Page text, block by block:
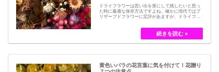
ドライフラワーは思い出を形にして残したいと思っ
た時に最適な保存方法ですよね。確かに現代ではブ
リザーブドフラワーに定評があますが、ドライフラ
とつです。結婚式のブーケなどに使われた花など、
今では押し花のサービスが有名ですが、昔はドライ
フラワーでも保存されてきました。30代以降の…
黄色いバラの花言葉に気を付けて！花贈り